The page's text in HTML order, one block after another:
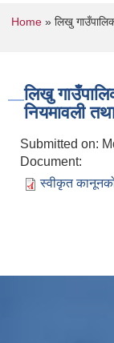
You are
Home » लिखु
लिखु
नियमावली
Submitted on:
Document:
स्वीकृत